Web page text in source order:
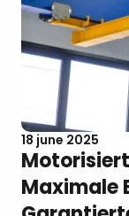
18 june 2025
Maximale